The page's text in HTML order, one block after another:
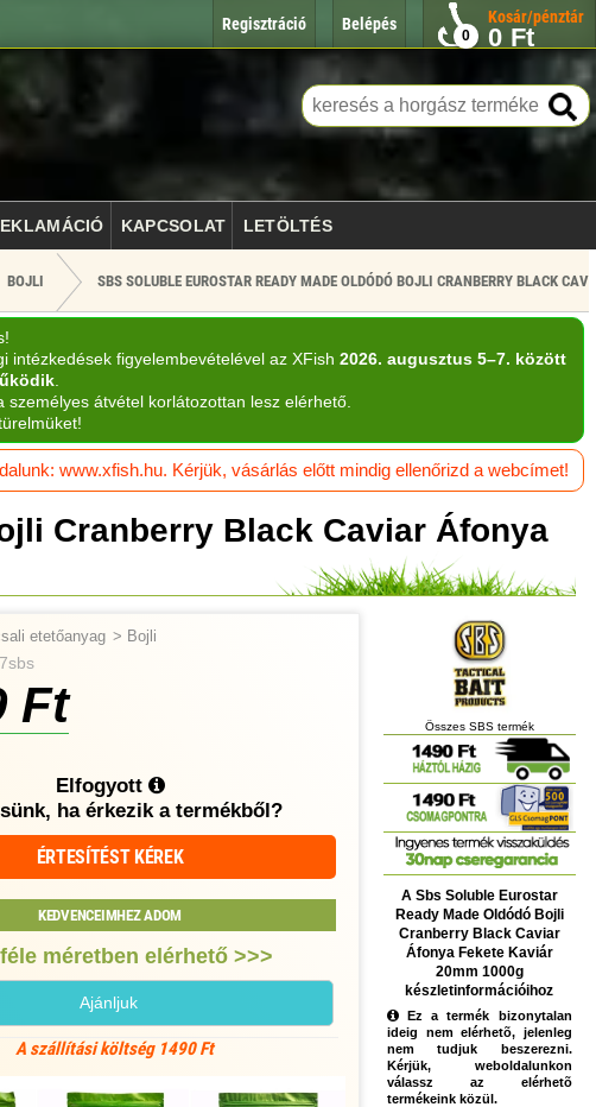
0
Kosár/pénztár
0 Ft
Belépés
Regisztráció
KAPCSOLAT LETÖLTÉS
BOJLI SBS SOLUBLE EUROSTAR READY MADE OLDÓDÓ BOJLI CRANBERRY BLACK
intézkedések figyelembevételével az XFish 2026. augusztus 5–7. között
.
átvétel korlátozottan lesz elérhető.
www.xfish.hu. Kérjük, vásárlás előtt mindig ellenőrizd a webcímet!
Cranberry Black Caviar Áfonya
etetőanyag > Bojli
Ft
Elfogyott
ha érkezik a termékből?
ÉRTESÍTÉST KÉREK
KEDVENCEIMHEZ ADOM
méretben elérhető >>>
Ajánljuk
A szállítási költség 1490 Ft
Összes SBS termék
A Sbs Soluble Eurostar
Ready Made Oldódó Bojli
Cranberry Black Caviar
Áfonya Fekete Kaviár
20mm 1000g
készletinformációihoz
Ez a termék bizonytalan
ideig nem elérhetõ, jelenleg
nem tudjuk beszerezni.
Kérjük, weboldalunkon
válassz az elérhetõ
termékeink közül.